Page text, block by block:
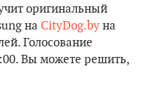
оригинальный
на CityDog.by на
Голосование
Вы можете решить,